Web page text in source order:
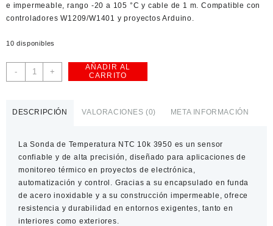
e impermeable, rango -20 a 105 °C y cable de 1 m. Compatible con
controladores W1209/W1401 y proyectos Arduino.
10 disponibles
-
Sonda
de
Impermeable
1m
cantidad
+
AÑADIR AL
CARRITO
DESCRIPCIÓN VALORACIONES (0) META INFORMACIÓN
LaSonda de Temperatura NTC 10k 3950 es un sensor
confiable y de alta precisión, diseñado para aplicaciones de
monitoreo térmico en proyectos de electrónica,
automatización y control. Gracias a su encapsulado en funda
de acero inoxidable y a su construcción impermeable, ofrece
resistencia y durabilidad en entornos exigentes, tanto en
interiores como exteriores.